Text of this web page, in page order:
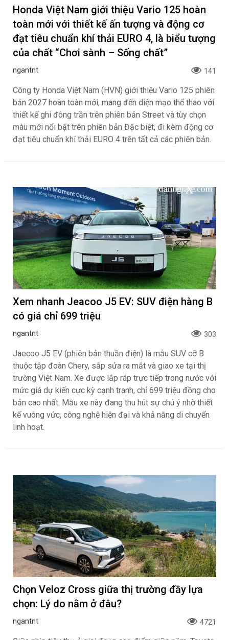
Honda Việt Nam giới thiệu Vario 125 hoàn
toàn mới với thiết kế ấn tượng và động cơ
đạt tiêu chuẩn khí thải EURO 4, là biểu tượng
của chất “Chơi sành – Sống chất”
ngantnt 141
Công ty Honda Việt Nam (HVN) giới thiệu Vario 125 phiên
bản 2027 hoàn toàn mới, mang đến diện mạo thể thao với
thiết kế ghi đông trần trên phiên bản Street và tùy chọn
màu mới nổi bật trên phiên bản Đặc biệt, đi kèm động cơ
đạt tiêu chuẩn khí thải EURO 4 trên tất cả các phiên bản.
Xem nhanh Jeacoo J5 EV: SUV điện hàng B
có giá chỉ 699 triệu
ngantnt 303
Jaecoo J5 EV (phiên bản thuần điện) là mẫu SUV cỡ B
thuộc tập đoàn Chery, sắp sửa ra mắt và giao xe tại thị
trường Việt Nam. Xe được lắp ráp trực tiếp trong nước với
mức giá dự kiến cực kỳ cạnh tranh, chỉ 699 triệu đồng cho
bản cao nhất. Mẫu xe này đang thu hút sự chú ý nhờ thiết
kế vuông vức, công nghệ hiện đại và khả năng di chuyển
linh hoạt.
Chọn Veloz Cross giữa thị trường đầy lựa
chọn: Lý do nằm ở đâu?
ngantnt 4721